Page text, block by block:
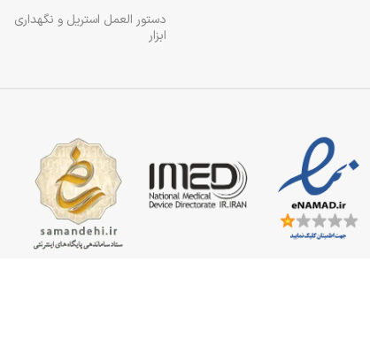
دستور العمل استریل و نگهداری
ابزار